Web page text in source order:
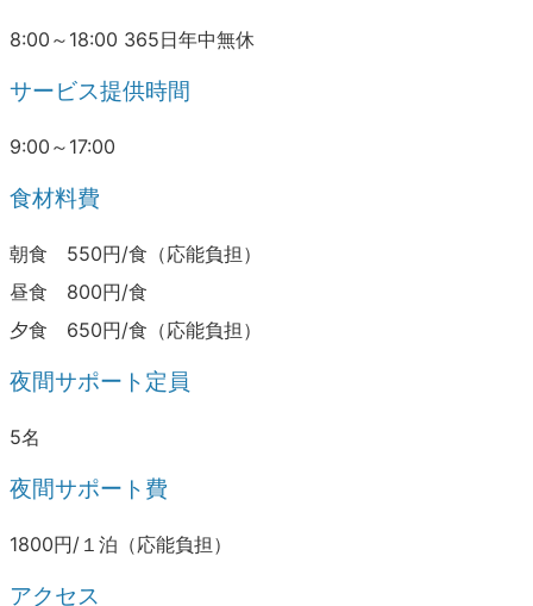
8:00～18:00 365日年中無休
サービス提供時間
9:00～17:00
食材料費
朝食 550円/食（応能負担）
昼食 800円/食
夕食 650円/食（応能負担）
夜間サポート定員
5名
夜間サポート費
1800円/１泊（応能負担）
アクセス